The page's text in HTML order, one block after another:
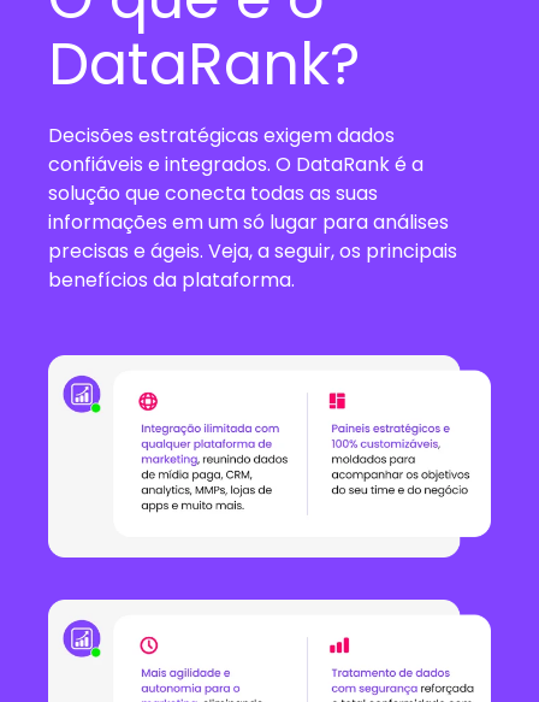
DataRank?
Decisões estratégicas exigem dados
confiáveis e integrados. O DataRank é a
solução que conecta todas as suas
informações em um só lugar para análises
precisas e ágeis. Veja, a seguir, os principais
benefícios da plataforma.